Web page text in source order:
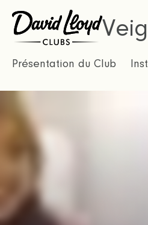
Présentation du Club